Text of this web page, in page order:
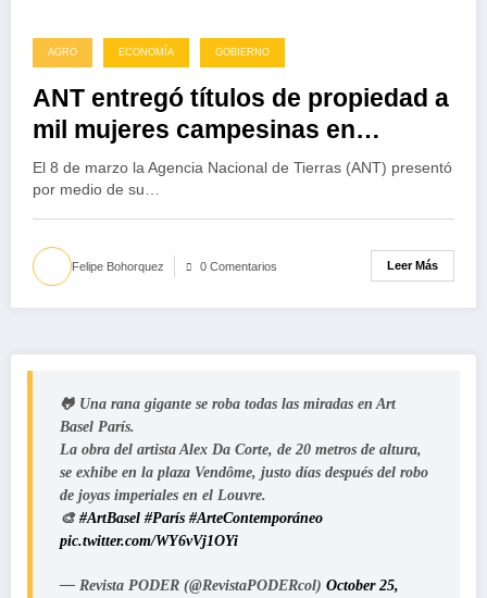
AGRO ECONOMÍA GOBIERNO
ANT entregó títulos de propiedad a
mil mujeres campesinas en
Colombia
El 8 de marzo la Agencia Nacional de Tierras (ANT) presentó
por medio de su…
Felipe Bohorquez 0 Comentarios Leer Más
🐸 Una rana gigante se roba todas las miradas en Art
Basel París.
La obra del artista Alex Da Corte, de 20 metros de altura,
se exhibe en la plaza Vendôme, justo días después del robo
de joyas imperiales en el Louvre.
🎨 #ArtBasel #París #ArteContemporáneo
pic.twitter.com/WY6vVj1OYi
— Revista PODER (@RevistaPODERcol) October 25,